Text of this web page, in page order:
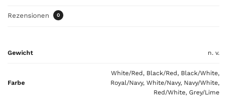
s
0
€
Rezensionen 0
Gewicht n. v.
Farbe
White/Red, Black/Red, Black/White,
Royal/Navy, White/Navy, Navy/White,
Red/White, Grey/Lime